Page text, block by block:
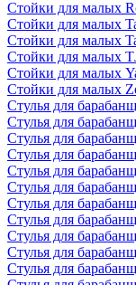
Стойки для малых
Стойки для малых
Стойки для малых
Стойки для малых
Стойки для малых
Стойки для малых
Стулья для
Стулья для
Стулья для
Стулья для
Стулья для
Стулья для
Стулья для
Стулья для
Стулья для
Стулья для
Стулья для